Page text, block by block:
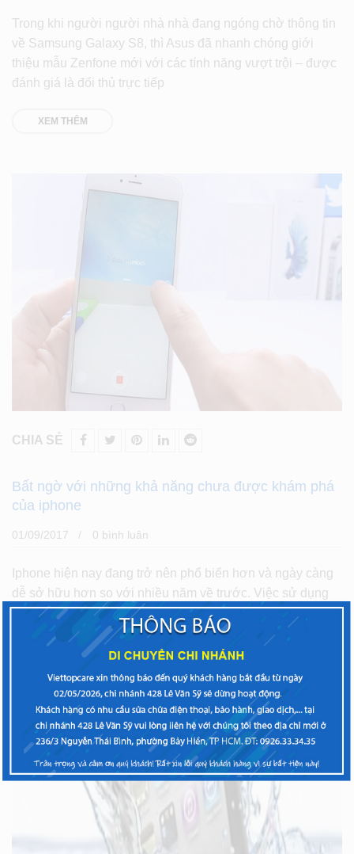
Trong khi người người nhà nhà đang ngóng chờ thông tin
về Samsung Galaxy S8, thì Asus đã nhanh chóng giới
thiệu mẫu Zenfone mới với các tính năng vượt trội – được
đánh giá là đối thủ trực tiếp
XEM THÊM
CHIA SẺ
Bất ngờ với những khả năng chưa được khám phá
của iphone
01/09/2017 0 bình luân
Iphone hiện nay đang trở nên phổ biến hơn và ngày càng
dễ sở hữu hơn so với nhiều năm về trước. Việc sử dụng
điện thoại có logo táo cắn dở mang lại nhiều trải nghiệm
cho ngừời dùng,